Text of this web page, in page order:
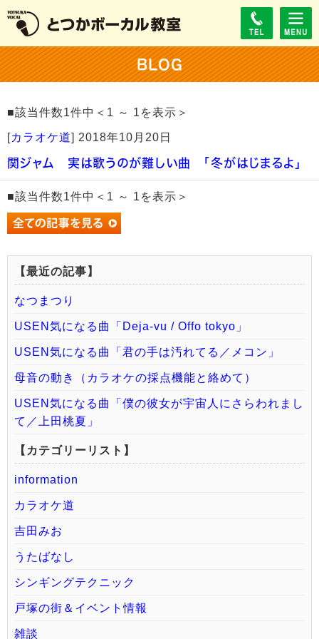
BLOG
■該当件数1件中＜1 ～ 1を表示＞
[カラオケ道] 2018年10月20日
関ジャム 実は歌うのが難しい曲 「冬がはじまるよ」
■該当件数1件中＜1 ～ 1を表示＞
【最近の記事】
なつまつり
USEN気になる曲「Deja-vu / Offo tokyo」
USEN気になる曲「君の手は汚れてる／メコン」
母音の動き（カラオケの採点機能と絡めて）
USEN気になる曲「僕の彼女が宇宙人にさらわれまし
て／上田桃夏」
【カテゴリーリスト】
information
カラオケ道
吉田みお
うたばなし
シンギングテクニック
戸塚の街＆イベント情報
雑談